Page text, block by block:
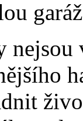
nejsou